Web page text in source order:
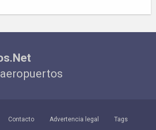
Contacto Advertencia legal Tags